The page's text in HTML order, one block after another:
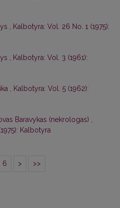
Kalbotyra: Vol. 26 No. 1 (1975):
Kalbotyra: Vol. 3 (1961):
Kalbotyra: Vol. 5 (1962):
Baravykas (nekrologas)
Kalbotyra
6 > >>